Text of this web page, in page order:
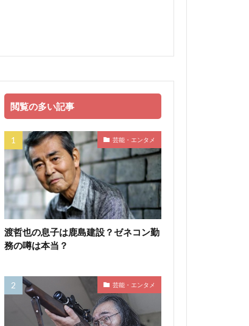
閲覧の多い記事
芸能・エンタメ
渡哲也の息子は鹿島建設？ゼネコン勤
務の噂は本当？
芸能・エンタメ